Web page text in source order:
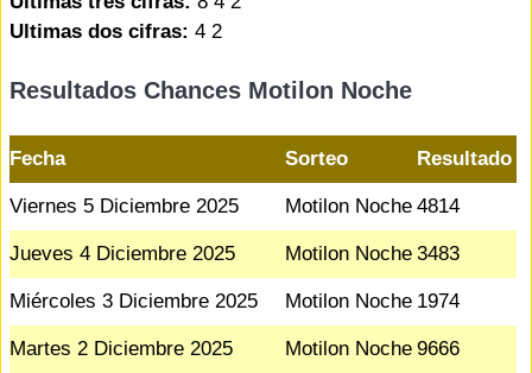
Ultimas dos cifras: 4 2
Resultados Chances Motilon Noche
Fecha Sorteo Resultado
Viernes 5 Diciembre 2025 Motilon Noche 4814
Jueves 4 Diciembre 2025 Motilon Noche 3483
Miércoles 3 Diciembre 2025 Motilon Noche 1974
Martes 2 Diciembre 2025 Motilon Noche 9666